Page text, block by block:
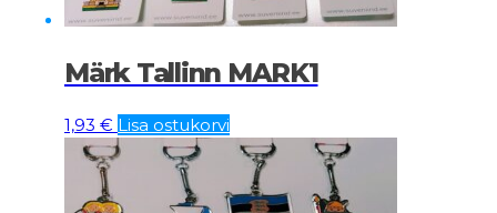
Märk Tallinn MARK1
1,93 € Lisa ostukorvi